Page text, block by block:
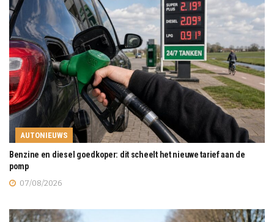
AUTONIEUWS
Benzine en diesel goedkoper: dit scheelt het nieuwe tarief aan de
pomp
07/08/2026